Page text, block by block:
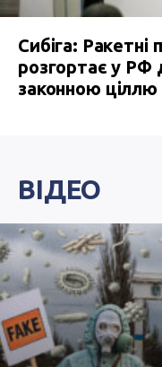
Сибіга:
розгортає у РФ
законною
ВІДЕО